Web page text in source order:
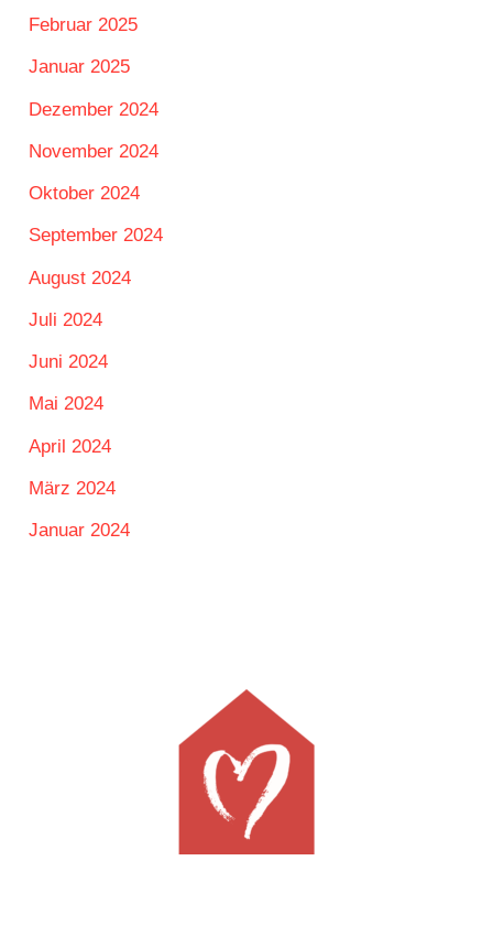
Februar 2025
Januar 2025
Dezember 2024
November 2024
Oktober 2024
September 2024
August 2024
Juli 2024
Juni 2024
Mai 2024
April 2024
März 2024
Januar 2024